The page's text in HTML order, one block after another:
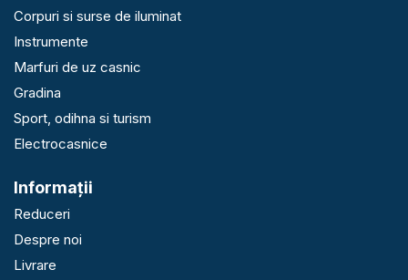
Corpuri si surse de iluminat
Instrumente
Marfuri de uz casnic
Gradina
Sport, odihna si turism
Electrocasnice
Informaţii
Reduceri
Despre noi
Livrare